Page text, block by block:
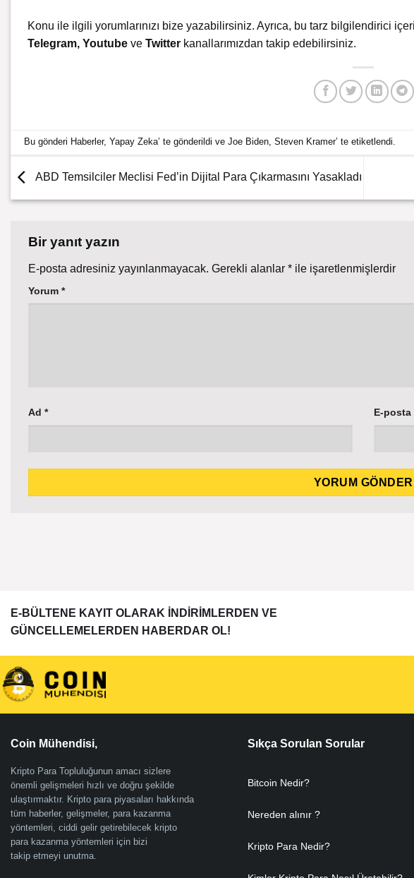
Konu ile ilgili yorumlarınızı bize yazabilirsiniz. Ayrıca, bu tarz bilgilendirici
Telegram, Youtube ve Twitter kanallarımızdan takip edebilirsiniz.
Bu gönderi Haberler,Yapay Zeka’ te gönderildi veJoe Biden ,Steven Kramer’ te etiketlendi.
ABD Temsilciler Meclisi Fed’in Dijital Para Çıkarmasını Yasakladı
Bir yanıt yazın
E-posta adresiniz yayınlanmayacak. Gerekli alanlar * ile işaretlenmişlerdir
Yorum *
Ad * E-posta
E-BÜLTENE KAYIT OLARAK İNDİRİMLERDEN VE
GÜNCELLEMELERDEN HABERDAR OL!
Coin Mühendisi,
Kripto Para Topluluğunun amacı sizlere
önemli gelişmeleri hızlı ve doğru şekilde
ulaştırmaktır. Kripto para piyasaları hakkında
tüm haberler, gelişmeler, para kazanma
yöntemleri, ciddi gelir getirebilecek kripto
para kazanma yöntemleri için bizi
takip etmeyi unutma.
Sıkça Sorulan Sorular
Bitcoin Nedir?
Nereden alınır ?
Kripto Para Nedir?